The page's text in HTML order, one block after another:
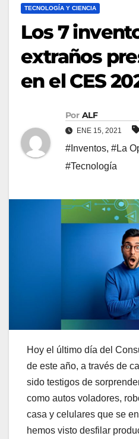
TECNOLOGÍA Y CIENCIA
Los 7
extraños
en el CES
Por ALF
ENE 15, 2021
#Inventos, #La
#Tecnología
Hoy el último día del
de este año, a través de
sido testigos de
como autos voladores,
casa y celulares que se
hemos visto desfilar